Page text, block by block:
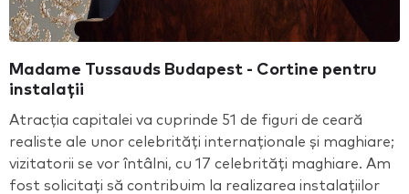
Madame Tussauds Budapest - Cortine pentru
instalații
Atracția capitalei va cuprinde 51 de figuri de ceară
realiste ale unor celebrități internaționale și maghiare;
vizitatorii se vor întâlni, cu 17 celebrități maghiare. Am
fost solicitați să contribuim la realizarea instalațiilor